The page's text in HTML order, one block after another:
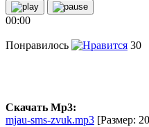
00:00
Понравилось 30
Скачать Mp3:
mjau-sms-zvuk.mp3 [Размер: